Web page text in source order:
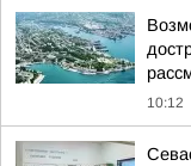
10:12